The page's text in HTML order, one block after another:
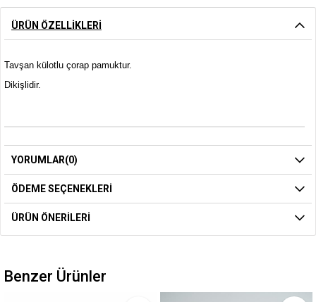
ÜRÜN ÖZELLIKLERI
Tavşan külotlu çorap pamuktur.
Dikişlidir.
YORUMLAR(0)
ÖDEME SEÇENEKLERI
ÜRÜN ÖNERILERI
Benzer Ürünler